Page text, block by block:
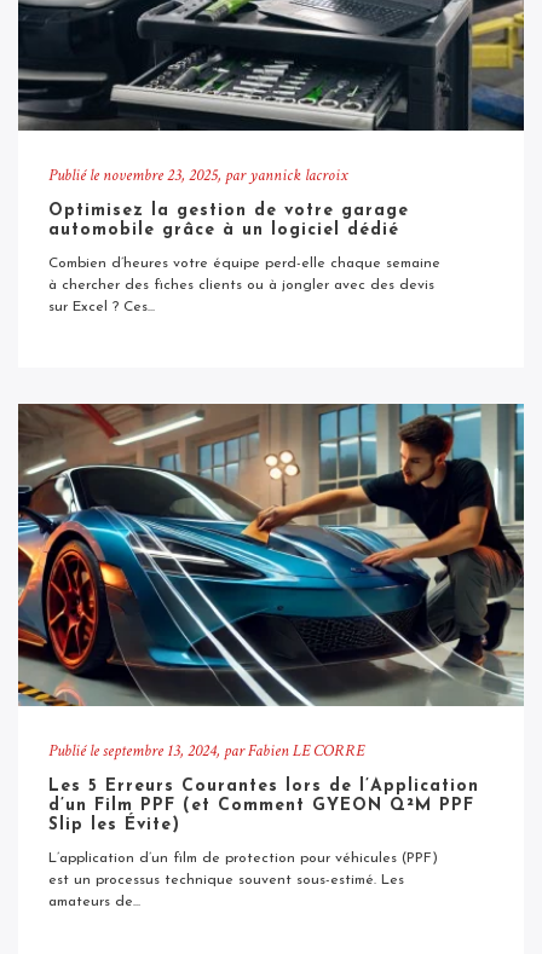
Publié le novembre 23, 2025, par yannick lacroix
Optimisez la gestion de votre garage
automobile grâce à un logiciel dédié
Combien d’heures votre équipe perd-elle chaque semaine
à chercher des fiches clients ou à jongler avec des devis
sur Excel ? Ces...
Publié leseptembre 13, 2024, par Fabien LE CORRE
Les 5 Erreurs Courantes lors de l’Application
d’un Film PPF (et Comment GYEON Q²M PPF
Slip les Évite)
L’application d’un film de protection pour véhicules (PPF)
est un processus technique souvent sous-estimé. Les
amateurs de...